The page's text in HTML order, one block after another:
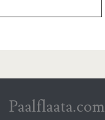
Paalflaata.com